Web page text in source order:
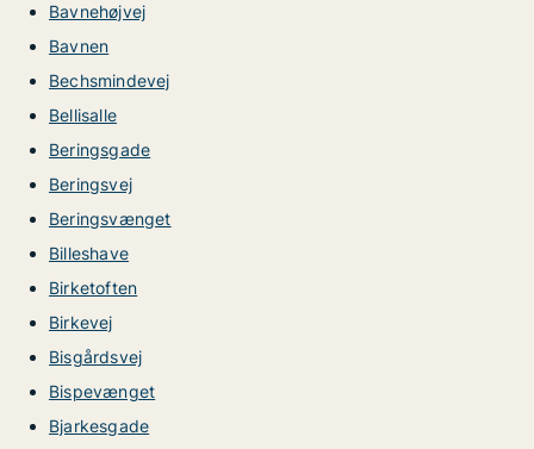
Bavnehøjvej
Bavnen
Bechsmindevej
Bellisalle
Beringsgade
Beringsvej
Beringsvænget
Billeshave
Birketoften
Birkevej
Bisgårdsvej
Bispevænget
Bjarkesgade